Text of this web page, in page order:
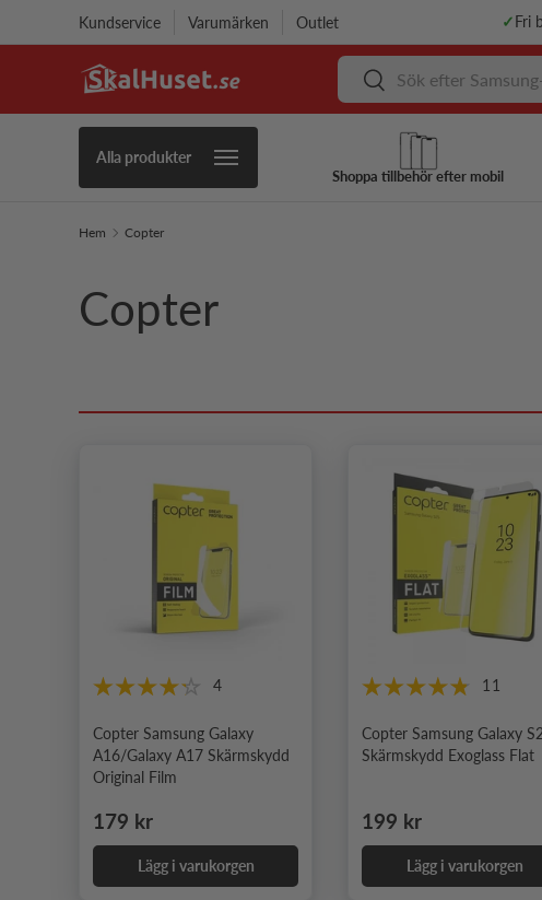
Kundservice Varumärken Outlet ✓ Fri
Sök Sök
Alla produkter
Shoppa tillbehör efter mobil
Hem Copter
Copter
4
Copter Samsung Galaxy
A16/Galaxy A17 Skärmskydd
Original Film
Ordinarie pris
179 kr
Lägg i varukorgen
11
Copter Samsung Galaxy
Skärmskydd Exoglass Flat
Ordinarie pris
199 kr
Lägg i varukorgen